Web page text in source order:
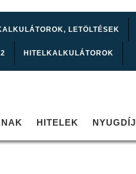
LETÖLTÉSEK
HITELKALKULÁTOROK
HITELEK NYUGDÍJ